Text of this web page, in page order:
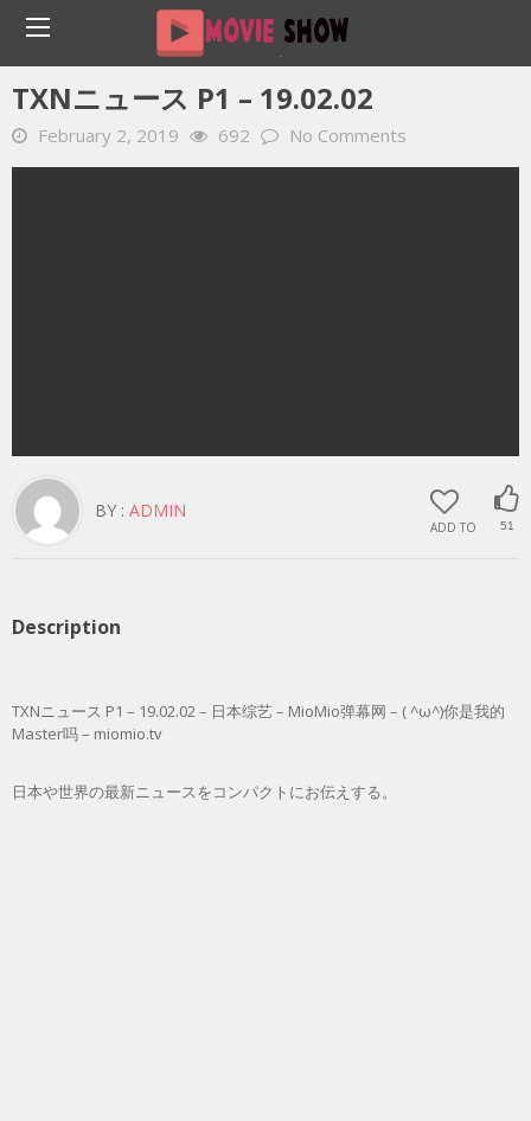
Home YOUTUBE 動画 毎日 TXNニュース P1 – 19.02.02
TXNニュース P1 – 19.02.02
February 2, 2019 692 No Comments
ADD TO 51
BY : ADMIN
Description
TXNニュース P1 – 19.02.02 – 日本综艺 – MioMio弹幕网 – ( ^ω^)你是我的
Master吗 – miomio.tv
日本や世界の最新ニュースをコンパクトにお伝えする。